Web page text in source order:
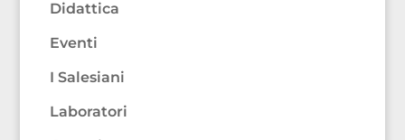
Didattica
Eventi
I Salesiani
Laboratori